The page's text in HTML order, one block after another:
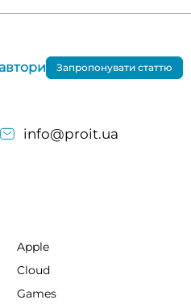
info@proit.ua
Запропонувати статтю
Apple
Cloud
Games